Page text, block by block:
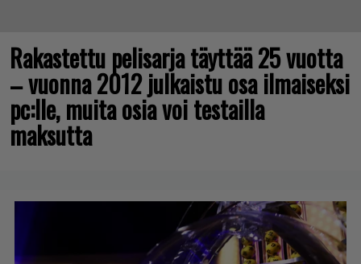
Rakastettu pelisarja täyttää 25 vuotta
– vuonna 2012 julkaistu osa ilmaiseksi
pc:lle, muita osia voi testailla
maksutta